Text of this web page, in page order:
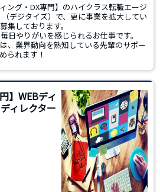
ング・DX専門】のハイクラス転職エージ
デジタイズ）で、更に事業を拡大してい
集しております。
日やりがいを感じられるお仕事です。
、業界動向を熟知している先輩のサポー
られます！
】WEBディ
ィレクター